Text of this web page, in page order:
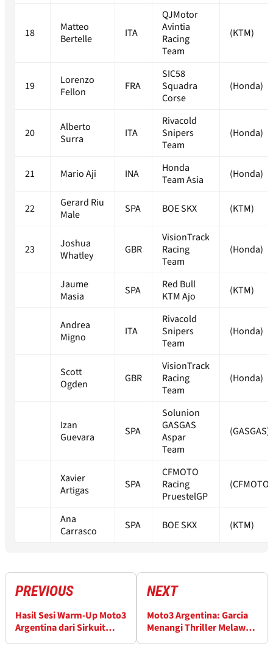
18
Matteo
Bertelle
ITA
QJMotor
Avintia
Racing
Team
(KTM)
19
Lorenzo
Fellon
FRA
SIC58
Squadra
Corse
(Honda)
20
Alberto
Surra
ITA
Rivacold
Snipers
Team
(Honda)
21 Mario Aji INA
Honda
Team Asia
(Honda)
22
Gerard Riu
Male
SPA BOE SKX (KTM)
23
Joshua
Whatley
GBR
VisionTrack
Racing
Team
(Honda)
Jaume
Masia
SPA
Red Bull
KTM Ajo
(KTM)
Andrea
Migno
ITA
Rivacold
Snipers
Team
(Honda)
Scott
Ogden
GBR
VisionTrack
Racing
Team
(Honda)
Izan
Guevara
SPA
Solunion
GASGAS
Aspar
Team
(GASGAS)
Xavier
Artigas
SPA
CFMOTO
Racing
PruestelGP
(CFMOTO)
Ana
Carrasco
SPA BOE SKX (KTM)
PREVIOUS
Hasil Sesi Warm-Up Moto3
Argentina dari Sirkuit
NEXT
Moto3 Argentina: Garcia
Menangi Thriller Melawan